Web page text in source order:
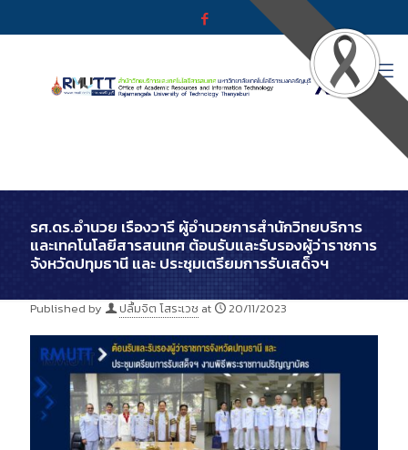
รศ.ดร.อำนวย เรืองวารี ผู้อำนวยการสำนักวิทยบริการ
และเทคโนโลยีสารสนเทศ ต้อนรับและรับรองผู้ว่าราชการ
จังหวัดปทุมธานี และ ประชุมเตรียมการรับเสด็จฯ
Published by ปลื้มจิต โสระเวช at 20/11/2023